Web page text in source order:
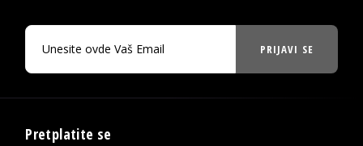
PRIJAVI SE
Pretplatite se